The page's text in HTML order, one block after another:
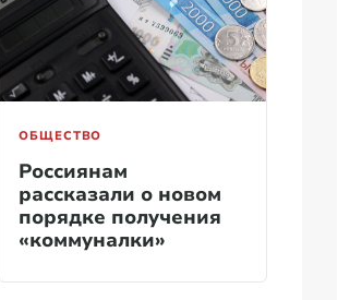
ОБЩЕСТВО
Россиянам
рассказали о новом
порядке получения
«коммуналки»